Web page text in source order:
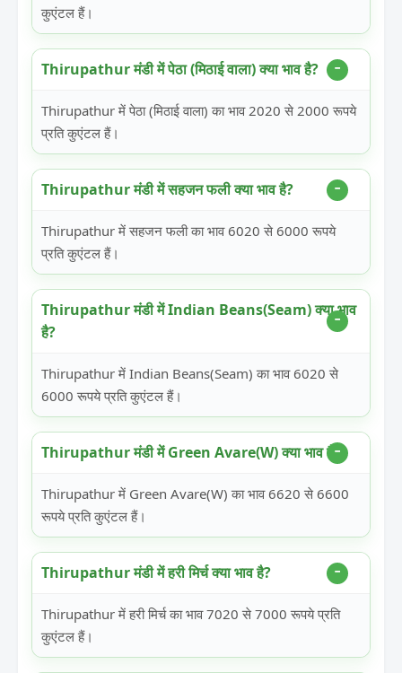
कुएंटल हैं।
Thirupathur मंडी में पेठा (मिठाई वाला) क्या भाव है?
Thirupathur में पेठा (मिठाई वाला) का भाव 2020 से 2000 रूपये
प्रति कुएंटल हैं।
Thirupathur मंडी में सहजन फली क्या भाव है?
Thirupathur में सहजन फली का भाव 6020 से 6000 रूपये
प्रति कुएंटल हैं।
Thirupathur मंडी में Indian Beans(Seam) क्या भाव
है?
Thirupathur में Indian Beans(Seam) का भाव 6020 से
6000 रूपये प्रति कुएंटल हैं।
Thirupathur मंडी में Green Avare(W) क्या भाव है?
Thirupathur में Green Avare(W) का भाव 6620 से 6600
रूपये प्रति कुएंटल हैं।
Thirupathur मंडी में हरी मिर्च क्या भाव है?
Thirupathur में हरी मिर्च का भाव 7020 से 7000 रूपये प्रति
कुएंटल हैं।